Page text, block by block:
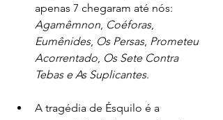
apenas 7 chegaram até nós:
Agamêmnon, Coéforas,
Eumênides, Os Persas, Prometeu
Acorrentado, Os Sete Contra
Tebas e As Suplicantes.
A tragédia de Ésquilo é a